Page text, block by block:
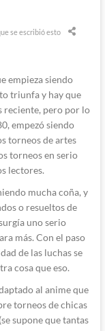
se escribió esto
empieza siendo
triunfa y hay que
reciente, pero por lo
empezó siendo
torneos de artes
torneos en serio
lectores.
mucha coña, y
o resueltos de
uno serio
más. Con el paso
de las luchas se
cosa que eso.
al anime que
torneos de chicas
supone que tantas